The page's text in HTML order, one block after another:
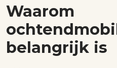
Waarom
belangrijk is